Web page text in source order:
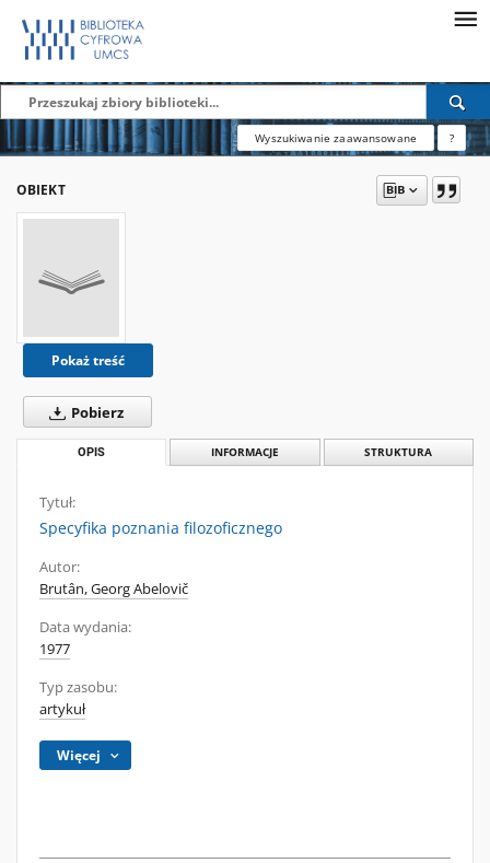
Wyszukiwanie zaawansowane ?
OBIEKT
Pokaż treść
Pobierz
OPIS INFORMACJE STRUKTURA
Tytuł:
Specyfika poznania filozoficznego
Autor:
Brutân, Georg Abelovič
Data wydania:
1977
Typ zasobu:
artykuł
Więcej